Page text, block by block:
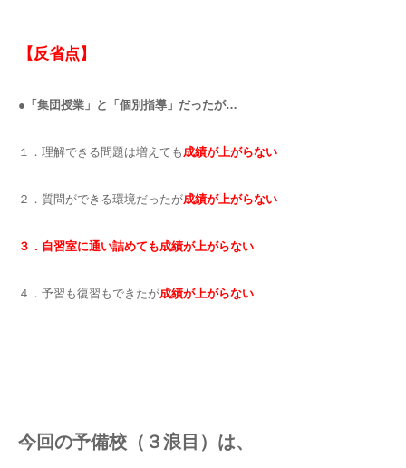
【反省点】
●「集団授業」と「個別指導」だったが…
１．理解できる問題は増えても成績が上がらない
２．質問ができる環境だったが成績が上がらない
３．自習室に通い詰めても成績が上がらない
４．予習も復習もできたが成績が上がらない
今回の予備校（３浪目）は、